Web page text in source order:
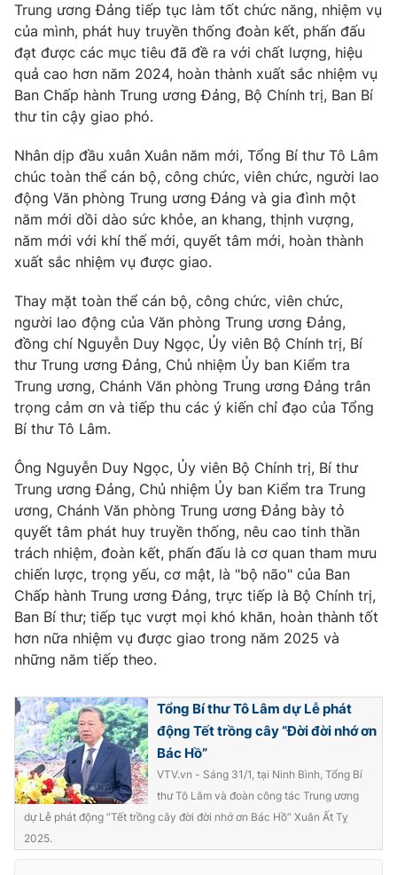
Theo dõi báo trên
Cơ quan chủ quản:Đài Truyền hình Việt Nam
Cơ quan báo chí: Thời báo VTV
Giấy phép hoạt động báo in và báo điện tử số 483/GP-BTTTT
Tổng Biên tập:Vũ Thanh Thủy
Phó Tổng Biên tập: Nguyễn Thị Mỹ Hạnh, Phạm Quốc Thắng,
Nguyễn Trọng Ninh
Tổng đài VTV: 024.38 355 931 - 024.38 355 932
Ðiện thoại Thời báo VTV:024.66 897 897
Liên hệ quảng cáo:024-7300.7108
® Cấm sao chép dưới mọi hình thức nếu không có sự chấp
thuận bằng văn bản. Ghi rõ nguồn VTV.vn khi phát hành lại
thông tin từ website này.
Trung ương Đảng tiếp tục làm tốt chức năng, nhiệm vụ
của mình, phát huy truyền thống đoàn kết, phấn đấu
đạt được các mục tiêu đã đề ra với chất lượng, hiệu
quả cao hơn năm 2024, hoàn thành xuất sắc nhiệm vụ
Ban Chấp hành Trung ương Đảng, Bộ Chính trị, Ban Bí
thư tin cậy giao phó.
Nhân dịp đầu xuân Xuân năm mới, Tổng Bí thư Tô Lâm
chúc toàn thể cán bộ, công chức, viên chức, người lao
động Văn phòng Trung ương Đảng và gia đình một
năm mới dồi dào sức khỏe, an khang, thịnh vượng,
năm mới với khí thế mới, quyết tâm mới, hoàn thành
xuất sắc nhiệm vụ được giao.
Thay mặt toàn thể cán bộ, công chức, viên chức,
người lao động của Văn phòng Trung ương Đảng,
đồng chí Nguyễn Duy Ngọc, Ủy viên Bộ Chính trị, Bí
thư Trung ương Đảng, Chủ nhiệm Ủy ban Kiểm tra
Trung ương, Chánh Văn phòng Trung ương Đảng trân
trọng cảm ơn và tiếp thu các ý kiến chỉ đạo của Tổng
Bí thư Tô Lâm.
Ông Nguyễn Duy Ngọc, Ủy viên Bộ Chính trị, Bí thư
Trung ương Đảng, Chủ nhiệm Ủy ban Kiểm tra Trung
ương, Chánh Văn phòng Trung ương Đảng bày tỏ
quyết tâm phát huy truyền thống, nêu cao tinh thần
trách nhiệm, đoàn kết, phấn đấu là cơ quan tham mưu
chiến lược, trọng yếu, cơ mật, là "bộ não" của Ban
Chấp hành Trung ương Đảng, trực tiếp là Bộ Chính trị,
Ban Bí thư; tiếp tục vượt mọi khó khăn, hoàn thành tốt
hơn nữa nhiệm vụ được giao trong năm 2025 và
những năm tiếp theo.
Tổng Bí thư Tô Lâm dự Lễ phát
động Tết trồng cây “Đời đời nhớ ơn
Bác Hồ”
VTV.vn - Sáng 31/1, tại Ninh Bình, Tổng Bí
thư Tô Lâm và đoàn công tác Trung ương
dự Lễ phát động “Tết trồng cây đời đời nhớ ơn Bác Hồ” Xuân Ất Tỵ
2025.